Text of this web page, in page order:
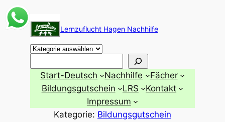
Zum
Inhalt
springen
Lernzuflucht Hagen Nachhilfe
Start-Deutsch Nachhilfe
Fächer
Bildungsgutschein
LRS
Kontakt
Impressum
Kategorie: Bildungsgutschein